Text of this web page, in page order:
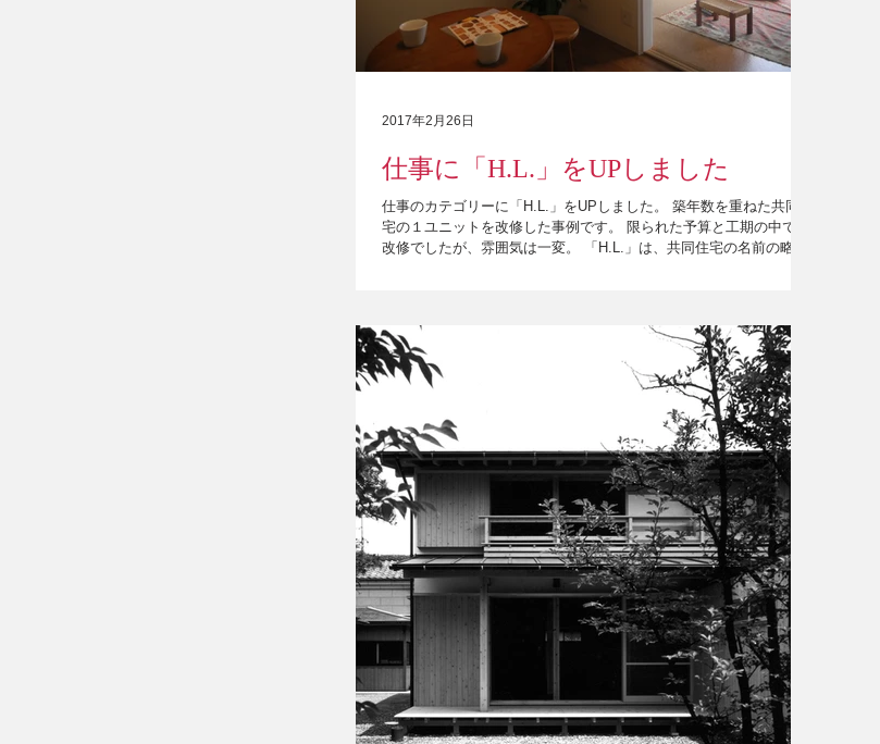
仕事に「H.L.」をUPしました
仕事のカテゴリーに「H.L.」をUPしました。 築年数を重ねた共同住
宅の１ユニットを改修した事例です。 限られた予算と工期の中での
改修でしたが、雰囲気は一変。 「H.L.」は、共同住宅の名前の略称
2017年2月26日